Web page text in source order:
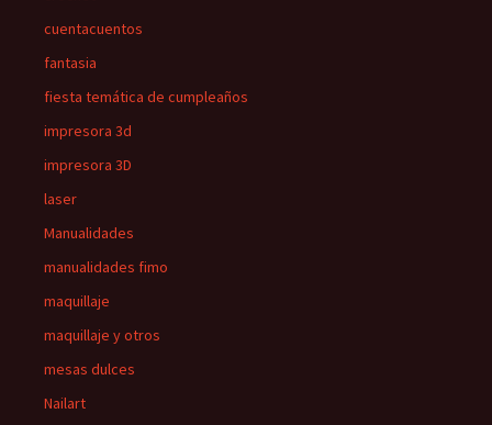
cuentacuentos
fantasia
fiesta temática de cumpleaños
impresora 3d
impresora 3D
laser
Manualidades
manualidades fimo
maquillaje
maquillaje y otros
mesas dulces
Nailart